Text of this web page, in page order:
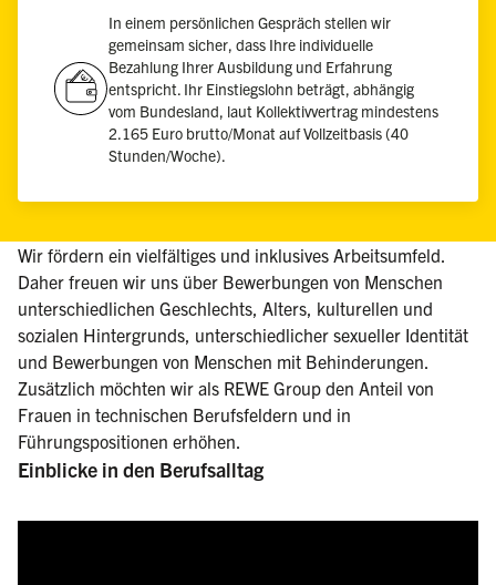
In einem persönlichen Gespräch stellen wir
gemeinsam sicher, dass Ihre individuelle
Bezahlung Ihrer Ausbildung und Erfahrung
entspricht. Ihr Einstiegslohn beträgt, abhängig
vom Bundesland, laut Kollektivvertrag mindestens
2.165 Euro brutto/Monat auf Vollzeitbasis (40
Stunden/Woche).
Wir fördern ein vielfältiges und inklusives Arbeitsumfeld.
Daher freuen wir uns über Bewerbungen von Menschen
unterschiedlichen Geschlechts, Alters, kulturellen und
sozialen Hintergrunds, unterschiedlicher sexueller Identität
und Bewerbungen von Menschen mit Behinderungen.
Zusätzlich möchten wir als REWE Group den Anteil von
Frauen in technischen Berufsfeldern und in
Führungspositionen erhöhen.
Einblicke in den Berufsalltag